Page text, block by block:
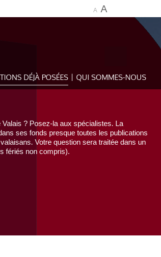
A A
DÉJÀ POSÉES QUI SOMMES-NOUS
? Posez-la aux spécialistes. La
ses fonds presque toutes les publications
Votre question sera traitée dans un
fériés non compris).